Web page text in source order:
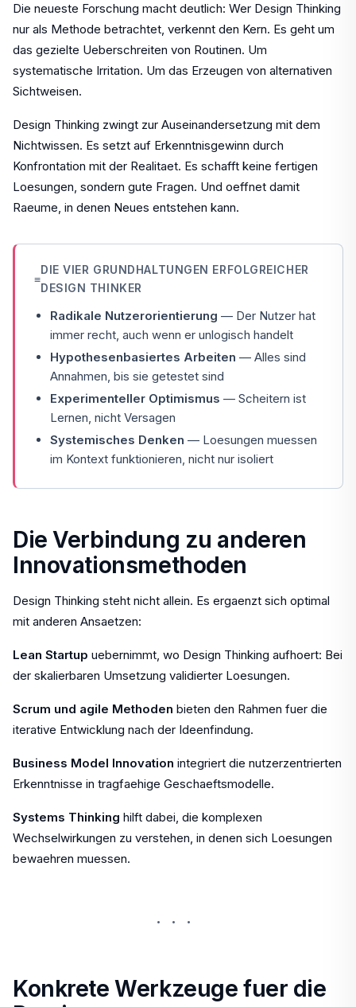
Die neueste Forschung macht deutlich: Wer Design Thinking
nur als Methode betrachtet, verkennt den Kern. Es geht um
das gezielte Ueberschreiten von Routinen. Um
systematische Irritation. Um das Erzeugen von alternativen
Sichtweisen.
Design Thinking zwingt zur Auseinandersetzung mit dem
Nichtwissen. Es setzt auf Erkenntnisgewinn durch
Konfrontation mit der Realitaet. Es schafft keine fertigen
Loesungen, sondern gute Fragen. Und oeffnet damit
Raeume, in denen Neues entstehen kann.
≡
DIE VIER GRUNDHALTUNGEN ERFOLGREICHER
DESIGN THINKER
Radikale Nutzerorientierung — Der Nutzer hat
immer recht, auch wenn er unlogisch handelt
Hypothesenbasiertes Arbeiten — Alles sind
Annahmen, bis sie getestet sind
Experimenteller Optimismus — Scheitern ist
Lernen, nicht Versagen
Systemisches Denken — Loesungen muessen
im Kontext funktionieren, nicht nur isoliert
Die Verbindung zu anderen
Innovationsmethoden
Design Thinking steht nicht allein. Es ergaenzt sich optimal
mit anderen Ansaetzen:
Lean Startup uebernimmt, wo Design Thinking aufhoert: Bei
der skalierbaren Umsetzung validierter Loesungen.
Scrum und agile Methoden bieten den Rahmen fuer die
iterative Entwicklung nach der Ideenfindung.
Business Model Innovation integriert die nutzerzentrierten
Erkenntnisse in tragfaehige Geschaeftsmodelle.
Systems Thinking hilft dabei, die komplexen
Wechselwirkungen zu verstehen, in denen sich Loesungen
bewaehren muessen.
···
Konkrete Werkzeuge fuer die